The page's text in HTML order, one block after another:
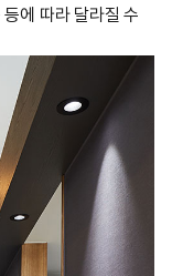
에 따라 달라질 수